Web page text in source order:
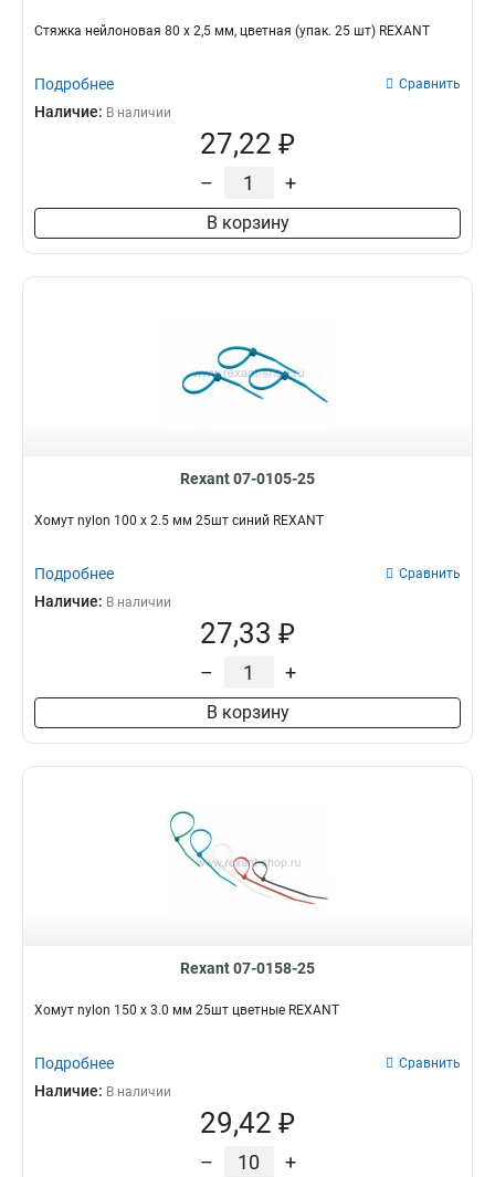
Стяжкa нeйлонoвая 80 x 2,5 мм, цветная (упак. 25 шт) REXANT
Подробнее Сравнить
Наличие: В наличии
27,22 ₽
– +
В корзину
Rexant 07-0105-25
Хомут nylon 100 х 2.5 мм 25шт синий REXANT
Подробнее Сравнить
Наличие: В наличии
27,33 ₽
– +
В корзину
Rexant 07-0158-25
Хомут nylon 150 х 3.0 мм 25шт цветные REXANT
Подробнее Сравнить
Наличие: В наличии
29,42 ₽
– +